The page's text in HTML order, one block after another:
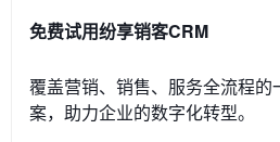
免费试用纷享销客CRM
覆盖营销、销售、服务全流程的
案，助力企业的数字化转型。